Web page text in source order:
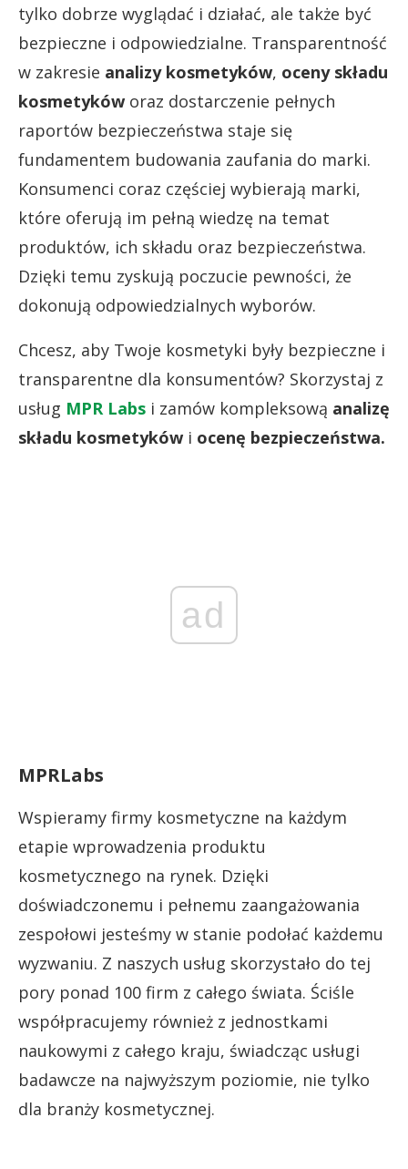
tylko dobrze wyglądać i działać, ale także być
bezpieczne i odpowiedzialne. Transparentność
w zakresie analizy kosmetyków, oceny składu
kosmetyków oraz dostarczenie pełnych
raportów bezpieczeństwa staje się
fundamentem budowania zaufania do marki.
Konsumenci coraz częściej wybierają marki,
które oferują im pełną wiedzę na temat
produktów, ich składu oraz bezpieczeństwa.
Dzięki temu zyskują poczucie pewności, że
dokonują odpowiedzialnych wyborów.
Chcesz, aby Twoje kosmetyki były bezpieczne i
transparentne dla konsumentów? Skorzystaj z
usług MPR Labs i zamów kompleksową analizę
składu kosmetyków i ocenę bezpieczeństwa.
ad
MPRLabs
Wspieramy firmy kosmetyczne na każdym
etapie wprowadzenia produktu
kosmetycznego na rynek. Dzięki
doświadczonemu i pełnemu zaangażowania
zespołowi jesteśmy w stanie podołać każdemu
wyzwaniu. Z naszych usług skorzystało do tej
pory ponad 100 firm z całego świata. Ściśle
współpracujemy również z jednostkami
naukowymi z całego kraju, świadcząc usługi
badawcze na najwyższym poziomie, nie tylko
dla branży kosmetycznej.